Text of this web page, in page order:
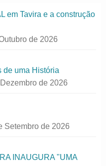
em Tavira e a construção
de 2026
de uma História
de 2026
Setembro de 2026
INAUGURA "UMA